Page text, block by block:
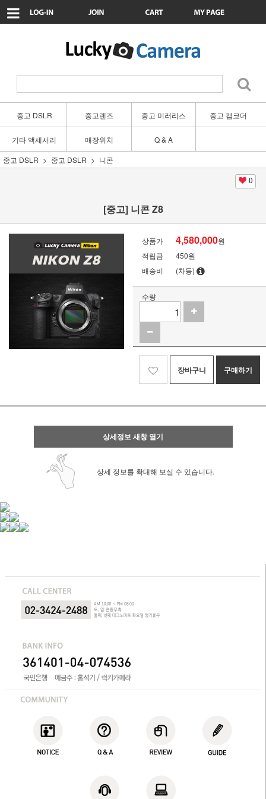
중고 DSLR 중고렌즈 중고 미러리스 중고 캠코더
기타 액세서리 매장위치
Q & A
중고 DSLR
중고 DSLR 니콘
0
[중고] 니콘 Z8
상품가 4,580,000원
적립금
450원
배송비
(차등)
수량
장바구니 구매하기
상세정보 새창 열기
상세 정보를 확대해 보실 수 있습니다.